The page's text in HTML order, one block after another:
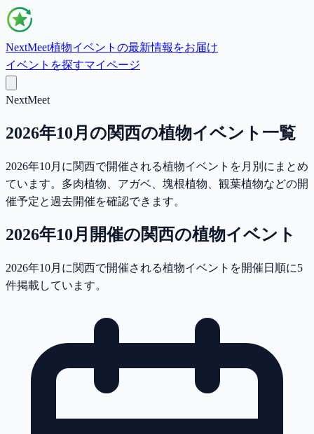
NextMeet植物イベントの最新情報をお届け
イベントを探すマイページ
NextMeet
2026年10月の関西の植物イベント一覧
2026年10月に関西で開催される植物イベントを月別にまとめ
ています。多肉植物、アガベ、塊根植物、観葉植物などの開
催予定と過去開催を確認できます。
2026年10月 開催の関西の植物イベント
2026年10月に関西で開催される植物イベントを開催日順に5
件掲載しています。